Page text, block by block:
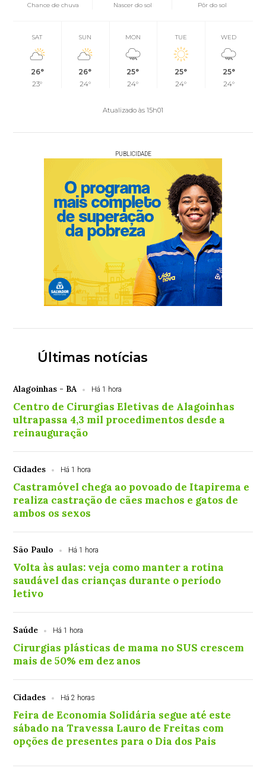
Chance de chuva
Nascer do sol Pôr do sol
SAT
26°
23°
SUN
26°
24°
MON
25°
24°
TUE
25°
24°
WED
25°
24°
Atualizado às 15h01
PUBLICIDADE
Últimas notícias
Alagoinhas - BA Há 1 hora
Centro de Cirurgias Eletivas de Alagoinhas
ultrapassa 4,3 mil procedimentos desde a
reinauguração
Cidades Há 1 hora
Castramóvel chega ao povoado de Itapirema e
realiza castração de cães machos e gatos de
ambos os sexos
São Paulo Há 1 hora
Volta às aulas: veja como manter a rotina
saudável das crianças durante o período
letivo
Saúde Há 1 hora
Cirurgias plásticas de mama no SUS crescem
mais de 50% em dez anos
Cidades Há 2 horas
Feira de Economia Solidária segue até este
sábado na Travessa Lauro de Freitas com
opções de presentes para o Dia dos Pais